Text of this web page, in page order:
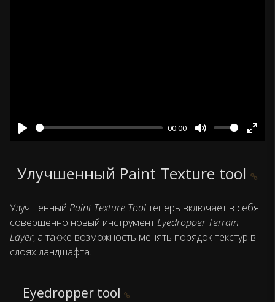
00:00
Улучшенный Paint Texture tool
Улучшенный Paint Texture Toolтеперь включает в себя
совершенно новый инструментEyedropper Terrain
Layer, а также возможность менять порядок текстур в
слоях ландшафта.
Eyedropper tool